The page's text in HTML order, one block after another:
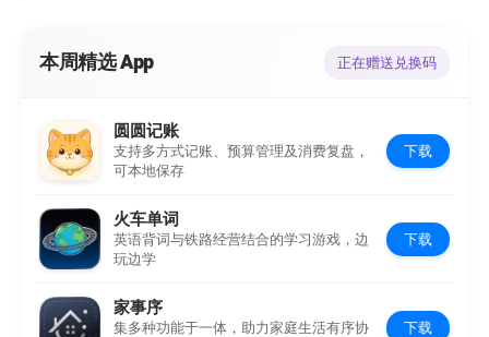
本周精选 App 正在赠送兑换码
圆圆记账
支持多方式记账、预算管理及消费复盘，
可本地保存
下载
火车单词
英语背词与铁路经营结合的学习游戏，边
玩边学
下载
家事序
集多种功能于一体，助力家庭生活有序协
下载